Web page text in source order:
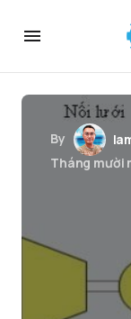
By
Tháng mười